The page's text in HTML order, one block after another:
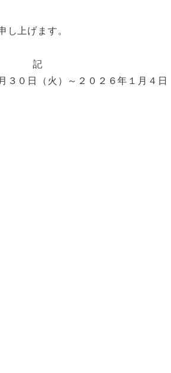
し上げます。
記
０日（火）～２０２６年１月４日